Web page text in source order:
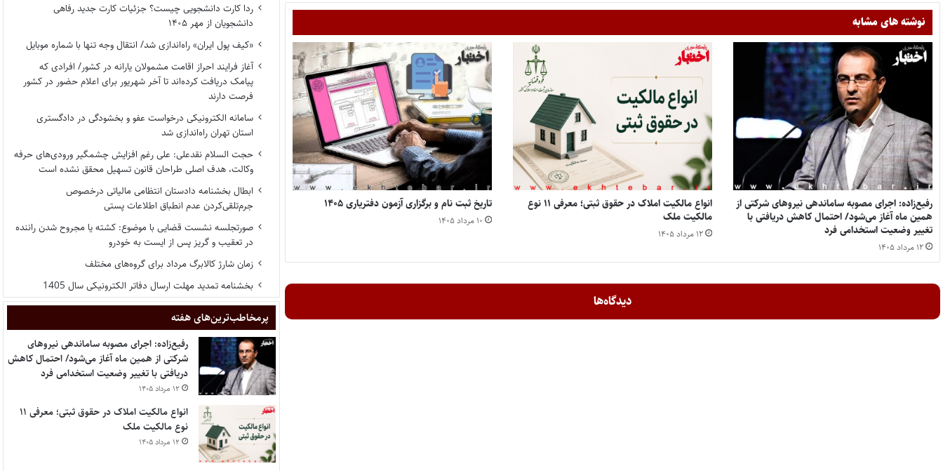
نوشته های مشابه
رفیع‌زاده: اجرای مصوبه ساماندهی نیروهای شرکتی از
همین ماه آغاز می‌شود/ احتمال کاهش دریافتی با
تغییر وضعیت استخدامی فرد
۱۲ مرداد ۱۴۰۵
انواع مالکیت املاک در حقوق ثبتی؛ معرفی ۱۱ نوع
مالکیت ملک
۱۲ مرداد ۱۴۰۵
تاریخ ثبت نام و برگزاری آزمون دفتریاری ۱۴۰۵
۱۰ مرداد ۱۴۰۵
دیدگاه‌ها
ردا کارت دانشجویی چیست؟ جزئیات کارت جدید رفاهی
دانشجویان از مهر ۱۴۰۵
«کیف پول ایران» راه‌اندازی شد/ انتقال وجه تنها با شماره موبایل
آغاز فرایند احراز اقامت مشمولان یارانه در کشور/ افرادی که
پیامک دریافت کرده‌اند تا آخر شهریور برای اعلام حضور در کشور
فرصت دارند
سامانه الکترونیکی درخواست عفو و بخشودگی در دادگستری
استان تهران راه‌اندازی شد
حجت السلام نقدعلی: علی رغم افزایش چشمگیر ورودی‌های حرفه
وکالت، هدف اصلی طراحان قانون تسهیل محقق نشده است
ابطال بخشنامه دادستان انتظامی مالیاتی درخصوص
جرم‌تلقی‌کردن عدم انطباق اطلاعات پستی
صورتجلسه نشست قضایی با موضوع: کشته یا مجروح شدن راننده
در تعقیب و گریز پس از ایست به خودرو
زمان شارژ کالابرگ مرداد برای گروه‌های مختلف
بخشنامه تمدید مهلت ارسال دفاتر الکترونیکی سال 1405
پر‌مخاطب‌ترین‌های هفته
رفیع‌زاده: اجرای مصوبه ساماندهی نیروهای
شرکتی از همین ماه آغاز می‌شود/ احتمال کاهش
دریافتی با تغییر وضعیت استخدامی فرد
۱۲ مرداد ۱۴۰۵
انواع مالکیت املاک در حقوق ثبتی؛ معرفی ۱۱
نوع مالکیت ملک
۱۲ مرداد ۱۴۰۵